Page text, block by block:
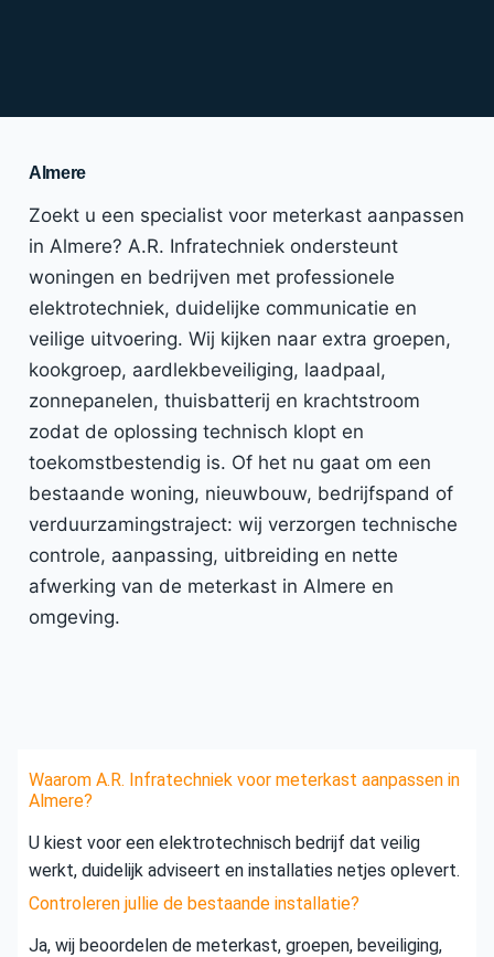
Almere
Zoekt u een specialist voor meterkast aanpassen
in Almere? A.R. Infratechniek ondersteunt
woningen en bedrijven met professionele
elektrotechniek, duidelijke communicatie en
veilige uitvoering. Wij kijken naar extra groepen,
kookgroep, aardlekbeveiliging, laadpaal,
zonnepanelen, thuisbatterij en krachtstroom
zodat de oplossing technisch klopt en
toekomstbestendig is. Of het nu gaat om een
bestaande woning, nieuwbouw, bedrijfspand of
verduurzamingstraject: wij verzorgen technische
controle, aanpassing, uitbreiding en nette
afwerking van de meterkast in Almere en
omgeving.
Waarom A.R. Infratechniek voor meterkast aanpassen in
Almere?
U kiest voor een elektrotechnisch bedrijf dat veilig
werkt, duidelijk adviseert en installaties netjes oplevert.
Controleren jullie de bestaande installatie?
Ja, wij beoordelen de meterkast, groepen, beveiliging,